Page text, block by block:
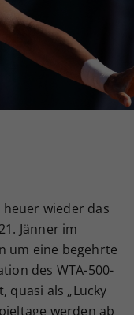
heuer wieder das
Jänner im
um eine begehrte
des WTA-500-
quasi als „Lucky
werden ab
falls der
eingestellt hat.